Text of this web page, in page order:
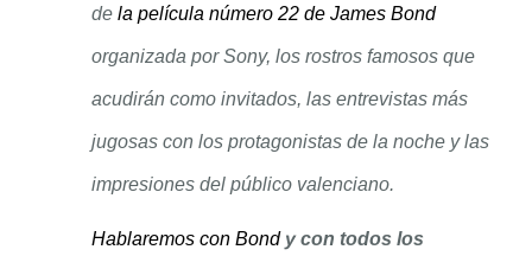
dela película número 22 de James Bond
organizada por Sony, los rostros famosos que
acudirán como invitados, las entrevistas más
jugosas con los protagonistas de la noche y las
impresiones del público valenciano.
Hablaremos con Bondy con todos los